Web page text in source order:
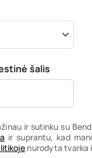
šalis
ir sutinku su
ir suprantu, kad
nurodyta tvarka